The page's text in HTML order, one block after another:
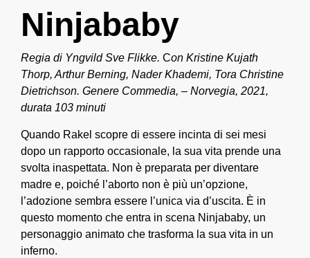
Ninjababy
Regia di Yngvild Sve Flikke. Con Kristine Kujath
Thorp, Arthur Berning, Nader Khademi, Tora Christine
Dietrichson. Genere Commedia, – Norvegia, 2021,
durata 103 minuti
Quando Rakel scopre di essere incinta di sei mesi
dopo un rapporto occasionale, la sua vita prende una
svolta inaspettata. Non è preparata per diventare
madre e, poiché l’aborto non è più un’opzione,
l’adozione sembra essere l’unica via d’uscita. È in
questo momento che entra in scena Ninjababy, un
personaggio animato che trasforma la sua vita in un
inferno.